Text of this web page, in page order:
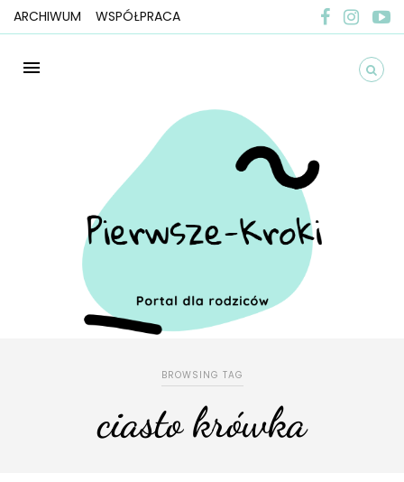
ARCHIWUM WSPÓŁPRACA
BROWSING TAG
ciasto krówka